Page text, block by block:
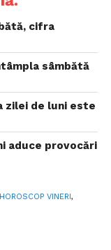
cifra
sâmbătă
zilei de luni este
aduce provocări
HOROSCOP VINERI,